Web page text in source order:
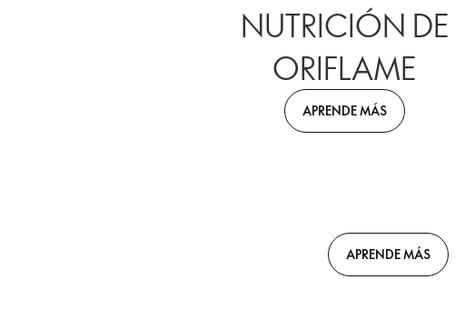
NUTRICIÓN DE
ORIFLAME
APRENDE MÁS
APRENDE MÁS